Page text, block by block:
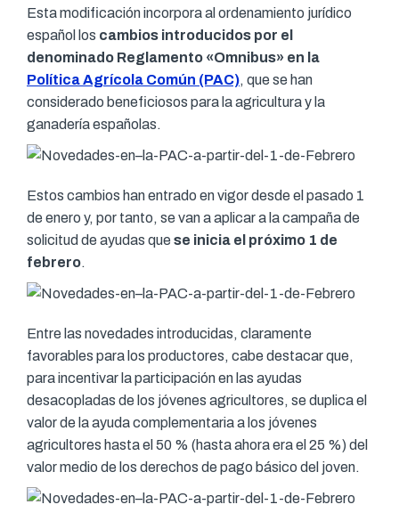
Esta modificación incorpora al ordenamiento jurídico
español los cambios introducidos por el
denominado Reglamento «Omnibus» en la
Política Agrícola Común (PAC), que se han
considerado beneficiosos para la agricultura y la
ganadería españolas.
Estos cambios han entrado en vigor desde el pasado 1
de enero y, por tanto, se van a aplicar a la campaña de
solicitud de ayudas que se inicia el próximo 1 de
febrero.
Entre las novedades introducidas, claramente
favorables para los productores, cabe destacar que,
para incentivar la participación en las ayudas
desacopladas de los jóvenes agricultores, se duplica el
valor de la ayuda complementaria a los jóvenes
agricultores hasta el 50 % (hasta ahora era el 25 %) del
valor medio de los derechos de pago básico del joven.